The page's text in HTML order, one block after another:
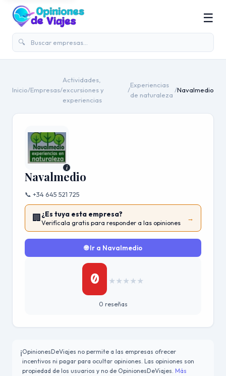
🔍
☰
Inicio/Empresas/
Actividades,
excursiones y
experiencias
/
Experiencias
de naturaleza
/Navalmedio
i
Navalmedio
📞 +34 645 521 725
🏢¿Es tuya esta empresa?
Verifícala gratis para responder a las opiniones
→
🌐 Ir a Navalmedio
0 ★ ★ ★ ★ ★
0 reseñas
ℹ️OpinionesDeViajes no permite a las empresas ofrecer
incentivos ni pagar para ocultar opiniones. Las opiniones son
propiedad de los usuarios y no de OpinionesDeViajes. Más